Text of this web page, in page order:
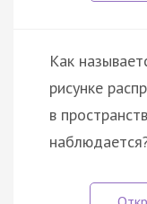
Как
рисунке
в